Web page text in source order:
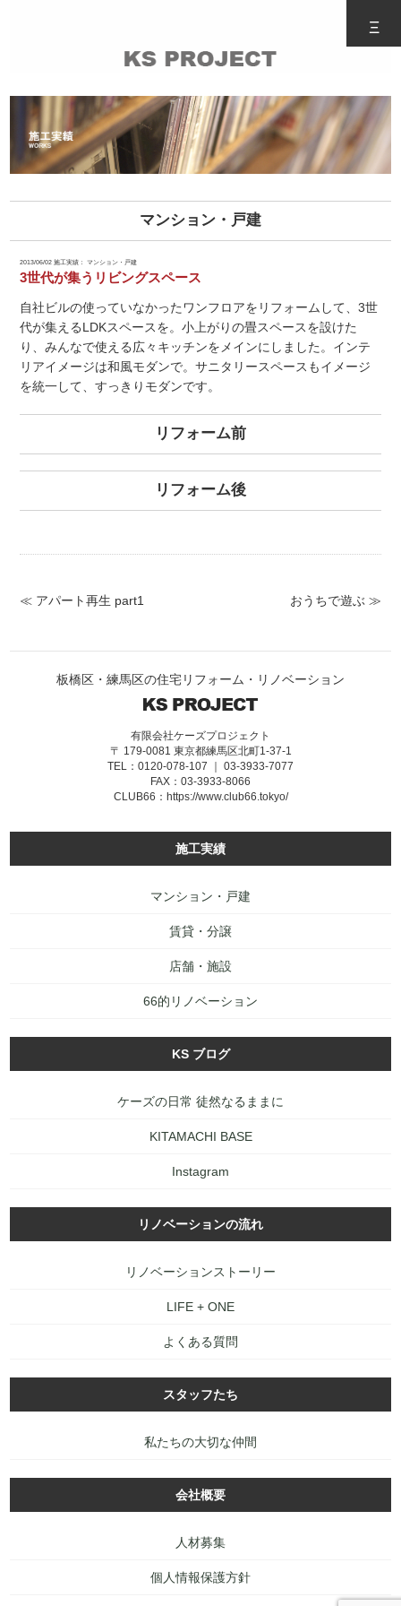
Ξ
マンション・戸建
2013/06/02施工実績： マンション・戸建
3世代が集うリビングスペース
自社ビルの使っていなかったワンフロアをリフォームして、3世
代が集えるLDKスペースを。小上がりの畳スペースを設けた
り、みんなで使える広々キッチンをメインにしました。インテ
リアイメージは和風モダンで。サニタリースペースもイメージ
を統一して、すっきりモダンです。
リフォーム前
リフォーム後
おうちで遊ぶ ≫
≪ アパート再生 part1
板橋区・練馬区の住宅リフォーム・リノベーション
有限会社ケーズプロジェクト
〒 179-0081 東京都練馬区北町1-37-1
TEL：0120-078-107 ｜ 03-3933-7077
FAX：03-3933-8066
CLUB66： https://www.club66.tokyo/
施工実績
マンション・戸建
賃貸・分譲
店舗・施設
66的リノベーション
KS ブログ
ケーズの日常 徒然なるままに
KITAMACHI BASE
Instagram
リノベーションの流れ
リノベーションストーリー
LIFE + ONE
よくある質問
スタッフたち
私たちの大切な仲間
会社概要
人材募集
個人情報保護方針